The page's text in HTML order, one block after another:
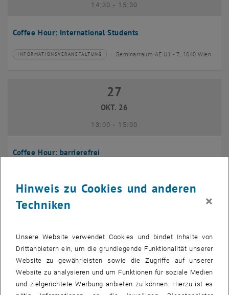
Coffee Hour: International Students
14:30- bis
15:30
Veranstaltungstyp:
INFORMATIONSVERANSTALTUNG
Veranstaltungsort: Seminarraum AE U1 - 7, 1040 Wien
Coffee Hour: barrierefrei
27 Oktober 2026
27
OKT. 26
13:00- bis
15:00
Coffee Hour: International Students
13:00-bis
14:00
Hinweis zu Cookies und anderen
Techniken
×
Unsere Website verwendet Cookies und bindet Inhalte von
Drittanbietern ein, um die grundlegende Funktionalität unserer
Website zu gewährleisten sowie die Zugriffe auf unserer
Website zu analysieren und um Funktionen für soziale Medien
und zielgerichtete Werbung anbieten zu können. Hierzu ist es